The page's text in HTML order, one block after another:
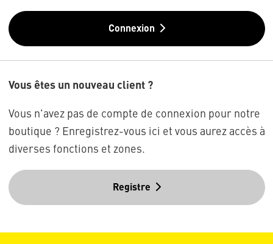
Connexion
Vous êtes un nouveau client ?
Vous n'avez pas de compte de connexion pour notre
boutique ? Enregistrez-vous ici et vous aurez accès à
diverses fonctions et zones.
Registre